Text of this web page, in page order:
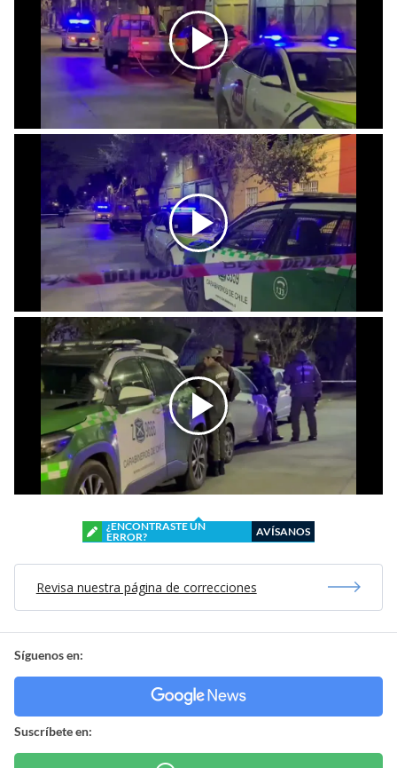
¿ENCONTRASTE UN
ERROR?
AVÍSANOS
Revisa nuestra página de correcciones
Síguenos en:
Suscríbete en: